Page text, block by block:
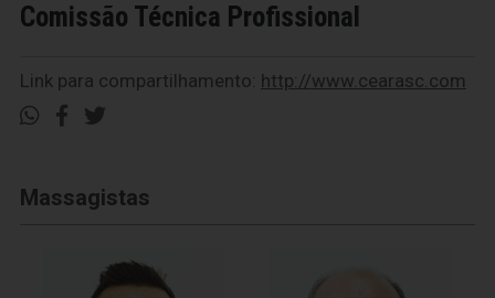
Comissão Técnica Profissional
Link para compartilhamento: http://www.cearasc.com
Massagistas